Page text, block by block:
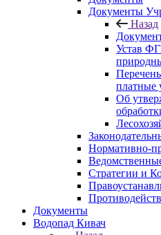
Документы
Назад
Устав
платные
Об
Нормативно-
Стратегии и
Документы
Водопад Кивач